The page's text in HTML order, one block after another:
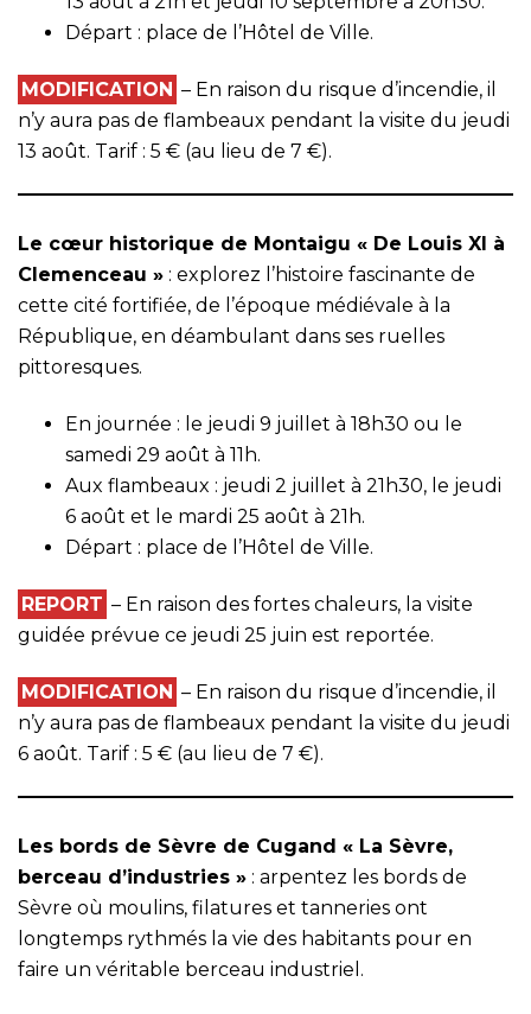
Départ : place de l’Hôtel de Ville.
MODIFICATION – En raison du risque d’incendie, il
n’y aura pas de flambeaux pendant la visite du jeudi
13 août. Tarif : 5 € (au lieu de 7 €).
Le cœur historique de Montaigu « De Louis XI à
Clemenceau » : explorez l’histoire fascinante de
cette cité fortifiée, de l’époque médiévale à la
République, en déambulant dans ses ruelles
pittoresques.
En journée : le jeudi 9 juillet à 18h30 ou le
samedi 29 août à 11h.
Aux flambeaux : jeudi 2 juillet à 21h30, le jeudi
6 août et le mardi 25 août à 21h.
Départ : place de l’Hôtel de Ville.
REPORT – En raison des fortes chaleurs, la visite
guidée prévue ce jeudi 25 juin est reportée.
MODIFICATION – En raison du risque d’incendie, il
n’y aura pas de flambeaux pendant la visite du jeudi
6 août. Tarif : 5 € (au lieu de 7 €).
Les bords de Sèvre de Cugand « La Sèvre,
berceau d’industries » : arpentez les bords de
Sèvre où moulins, filatures et tanneries ont
longtemps rythmés la vie des habitants pour en
faire un véritable berceau industriel.